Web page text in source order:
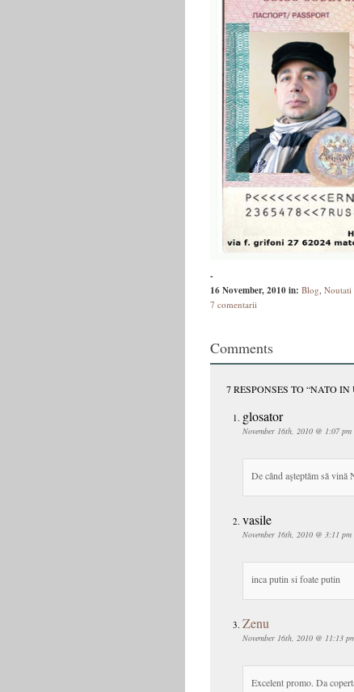
-
16 November, 2010in: Blog, Noutati
7 comentarii
Comments
7 RESPONSES TO “NATO IN
glosator
November 16th, 2010 @ 1:07 pm
De când aşteptăm să
vasile
November 16th, 2010 @ 3:11 pm
inca putin si foate putin
Zenu
November 16th, 2010 @ 11:13
Excelent promo. Da